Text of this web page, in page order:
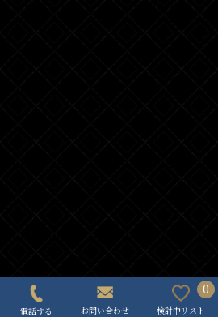
電話する お問い合わせ
0
検討中リスト